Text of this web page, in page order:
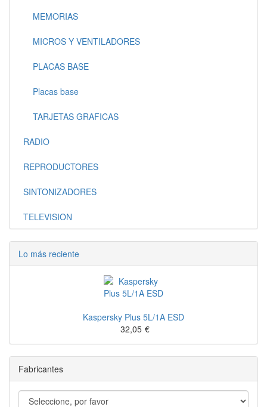
MEMORIAS
MICROS Y VENTILADORES
PLACAS BASE
Placas base
TARJETAS GRAFICAS
RADIO
REPRODUCTORES
SINTONIZADORES
TELEVISION
Lo más reciente
Kaspersky Plus 5L/1A ESD
32,05 €
Fabricantes